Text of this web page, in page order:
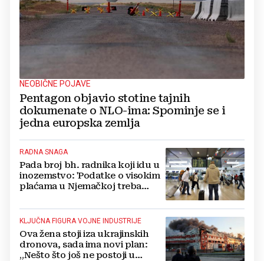
NEOBIČNE POJAVE
Pentagon objavio stotine tajnih
dokumenate o NLO-ima: Spominje se i
jedna europska zemlja
RADNA SNAGA
Pada broj bh. radnika koji idu u
inozemstvo: 'Podatke o visokim
plaćama u Njemačkoj treba
KLJUČNA FIGURA VOJNE INDUSTRIJE
Ova žena stoji iza ukrajinskih
dronova, sada ima novi plan:
„Nešto što još ne postoji u